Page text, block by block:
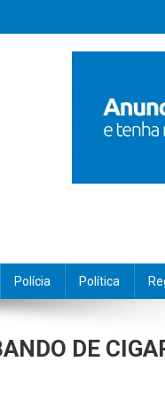
Polícia Política
DE